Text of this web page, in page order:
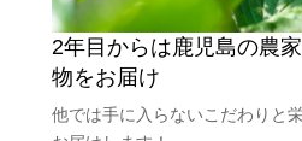
2年目からは鹿児島の農
物をお届け
他では手に入らないこだわりと